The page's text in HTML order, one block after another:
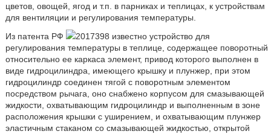
цветов, овощей, ягод и т.п. в парниках и теплицах, к устройствам
для вентиляции и регулирования температуры.
Из патента РФ
2017398 известно устройство для
регулирования температуры в теплице, содержащее поворотный
относительно ее каркаса элемент, привод которого выполнен в
виде гидроцилиндра, имеющего крышку и плунжер, при этом
гидроцилиндр соединен тягой с поворотным элементом
посредством рычага, оно снабжено корпусом для смазывающей
жидкости, охватывающим гидроцилиндр и выполненным в зоне
расположения крышки с уширением, и охватывающим плунжер
эластичным стаканом со смазывающей жидкостью, открытой